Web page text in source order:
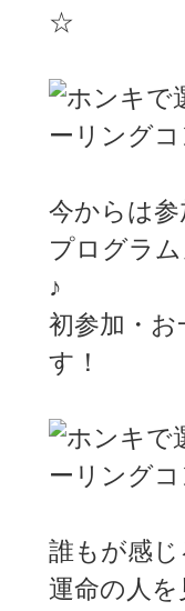
☆
今からは
プログラ
♪
初参加・
す！
誰もが感
運命の人